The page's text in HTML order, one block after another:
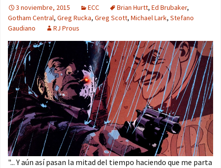
3 noviembre, 2015 ECC Brian Hurtt, Ed Brubaker,
Gotham Central, Greg Rucka, Greg Scott, Michael Lark, Stefano
Gaudiano
RJ Prous
"... Y aún así pasan la mitad del tiempo haciendo que me parta